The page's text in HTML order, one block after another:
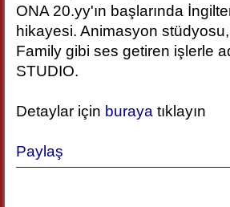
ONA 20.yy'ın başlarında
hikayesi. Animasyon
Family gibi ses getiren işlerle
STUDIO.
Detaylar için buraya tıklayın
Paylaş